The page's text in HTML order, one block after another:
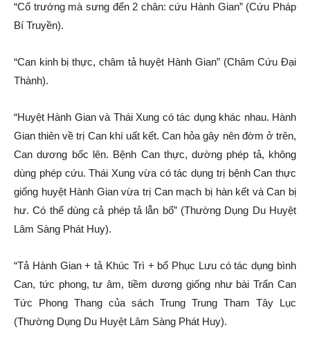
“Cổ trướng mà sưng đến 2 chân: cứu Hành Gian” (Cứu Pháp
Bí Truyền).
“Can kinh bị thực, châm tả huyệt Hành Gian” (Châm Cứu Đại
Thành).
“Huyệt Hành Gian và Thái Xung có tác dụng khác nhau. Hành
Gian thiên về trị Can khí uất kết. Can hỏa gây nên đờm ở trên,
Can dương bốc lên. Bệnh Can thực, dường phép tả, không
dùng phép cứu. Thái Xung vừa có tác dụng trị bệnh Can thực
giống huyệt Hành Gian vừa trị Can mạch bị hàn kết và Can bị
hư. Có thể dùng cả phép tả lẫn bổ” (Thường Dụng Du Huyệt
Lâm Sàng Phát Huy).
“Tả Hành Gian + tả Khúc Trì + bổ Phục Lưu có tác dụng bình
Can, tức phong, tư âm, tiềm dương giống như bài Trấn Can
Tức Phong Thang của sách Trung Trung Tham Tây Lục
(Thường Dụng Du Huyệt Lâm Sàng Phát Huy).